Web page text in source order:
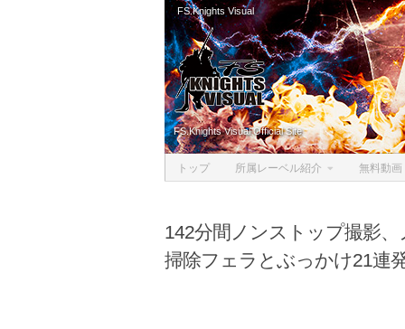
FS.Knights Visual
FS.Knights Visual Official Site
トップ 所属レーベル紹介 無料動画
142分間ノンストップ撮影
掃除フェラとぶっかけ21連